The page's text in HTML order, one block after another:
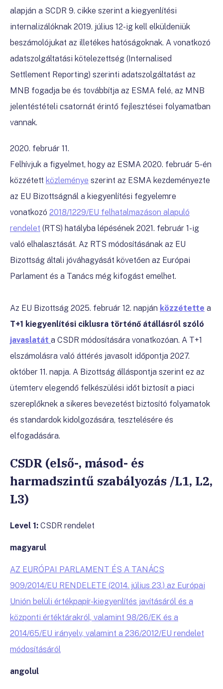
alapján a SCDR 9. cikke szerint a kiegyenlítési
internalizálóknak 2019. július 12-ig kell elküldeniük
beszámolójukat az illetékes hatóságoknak. A vonatkozó
adatszolgáltatási kötelezettség (Internalised
Settlement Reporting) szerinti adatszolgáltatást az
MNB fogadja be és továbbítja az ESMA felé, az MNB
jelentéstételi csatornát érintő fejlesztései folyamatban
vannak.
2020. február 11.
Felhívjuk a figyelmet, hogy az ESMA 2020. február 5-én
közzétett közleménye szerint az ESMA kezdeményezte
az EU Bizottságnál a kiegyenlítési fegyelemre
vonatkozó 2018/1229/EU felhatalmazáson alapuló
rendelet (RTS) hatályba lépésének 2021. február 1-ig
való elhalasztását. Az RTS módosításának az EU
Bizottság általi jóváhagyását követően az Európai
Parlament és a Tanács még kifogást emelhet.
Az EU Bizottság 2025. február 12. napján közzétette a
T+1 kiegyenlítési ciklusra történő átállásról szóló
javaslatát a CSDR módosítására vonatkozóan. A T+1
elszámolásra való áttérés javasolt időpontja 2027.
október 11. napja. A Bizottság álláspontja szerint ez az
ütemterv elegendő felkészülési időt biztosít a piaci
szereplőknek a sikeres bevezetést biztosító folyamatok
és standardok kidolgozására, tesztelésére és
elfogadására.
CSDR (első-, másod- és
harmadszintű szabályozás /L1, L2,
L3)
Level 1: CSDR rendelet
magyarul
AZ EURÓPAI PARLAMENT ÉS A TANÁCS
909/2014/EU RENDELETE (2014. július 23.) az Európai
Unión belüli értékpapír-kiegyenlítés javításáról és a
központi értéktárakról, valamint 98/26/EK és a
2014/65/EU irányelv, valamint a 236/2012/EU rendelet
módosításáról
angolul